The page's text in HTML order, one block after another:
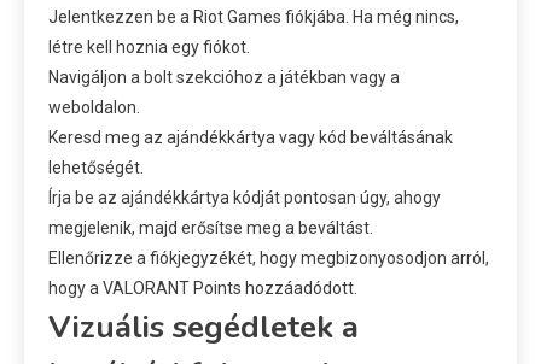
Jelentkezzen be a Riot Games fiókjába. Ha még nincs,
létre kell hoznia egy fiókot.
Navigáljon a bolt szekcióhoz a játékban vagy a
weboldalon.
Keresd meg az ajándékkártya vagy kód beváltásának
lehetőségét.
Írja be az ajándékkártya kódját pontosan úgy, ahogy
megjelenik, majd erősítse meg a beváltást.
Ellenőrizze a fiókjegyzékét, hogy megbizonyosodjon arról,
hogy a VALORANT Points hozzáadódott.
Vizuális segédletek a